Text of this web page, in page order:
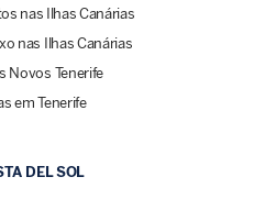
nas Ilhas Canárias
nas Ilhas Canárias
Novos Tenerife
em Tenerife
DEL SOL